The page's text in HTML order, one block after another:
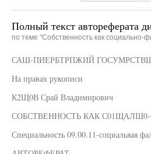
Полный текст автореферата
по теме "Собственность как социально-
САШ-ПИЕРБТРПЖИЙ
На правах рукописи
К2Щ0В Срай Владимирович
СОБСТВЕННОСТЬ КАК
Специальность 09.00.11-социальяая